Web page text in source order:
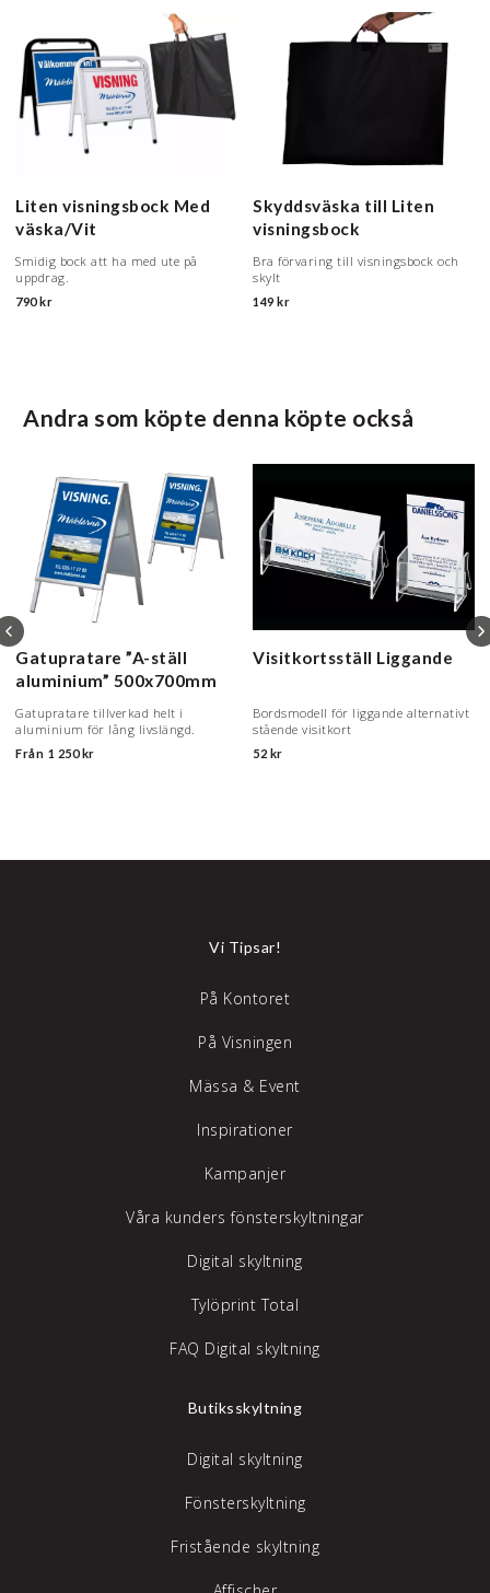
Liten visningsbock Med
väska/Vit
Smidig bock att ha med ute på
uppdrag.
790 kr
Skyddsväska till Liten
visningsbock
Bra förvaring till visningsbock och
skylt
149 kr
Andra som köpte denna köpte också
Gatupratare ”A-ställ
aluminium” 500x700mm
Gatupratare tillverkad helt i
aluminium för lång livslängd.
Från 1 250 kr
Visitkortsställ Liggande
Bordsmodell för liggande alternativt
stående visitkort
52 kr
Vi Tipsar!
På Kontoret
På Visningen
Mässa & Event
Inspirationer
Kampanjer
Våra kunders fönsterskyltningar
Digital skyltning
Tylöprint Total
FAQ Digital skyltning
Butiksskyltning
Digital skyltning
Fönsterskyltning
Fristående skyltning